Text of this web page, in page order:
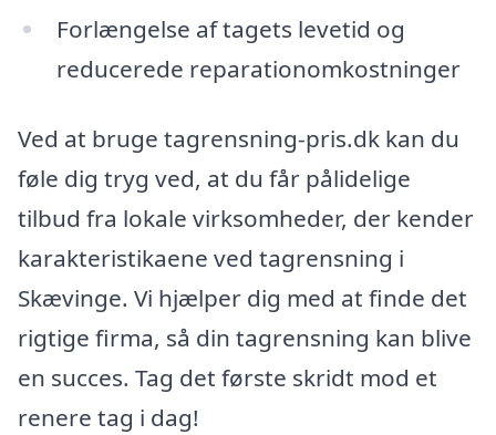
Forlængelse af tagets levetid og
reducerede reparationomkostninger
Ved at bruge tagrensning-pris.dk kan du
føle dig tryg ved, at du får pålidelige
tilbud fra lokale virksomheder, der kender
karakteristikaene ved tagrensning i
Skævinge. Vi hjælper dig med at finde det
rigtige firma, så din tagrensning kan blive
en succes. Tag det første skridt mod et
renere tag i dag!